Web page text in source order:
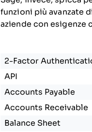
funzioni più avanzate
aziende con esigenze
2-Factor
API
Accounts Payable
Accounts Receivable
Balance Sheet